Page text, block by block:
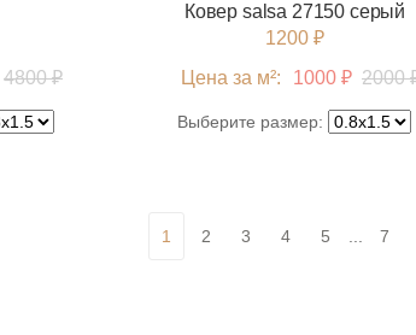
4800 ₽
Ковер salsa 27150 серый
1200 ₽
Цена за м²:
1000 ₽ 2000
Выберите размер:
1 2 3 4 5 7